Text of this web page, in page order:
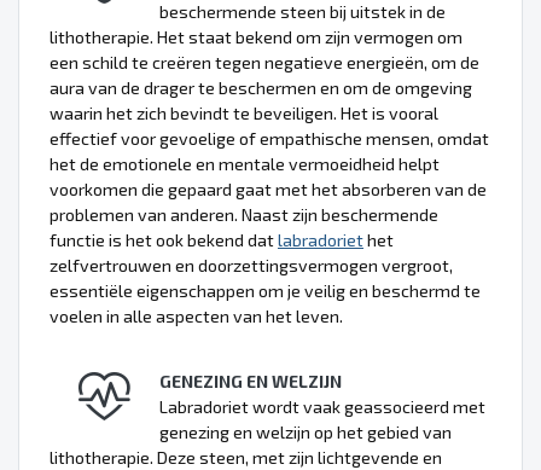
beschermende steen bij uitstek in de
lithotherapie. Het staat bekend om zijn vermogen om
een schild te creëren tegen negatieve energieën, om de
aura van de drager te beschermen en om de omgeving
waarin het zich bevindt te beveiligen. Het is vooral
effectief voor gevoelige of empathische mensen, omdat
het de emotionele en mentale vermoeidheid helpt
voorkomen die gepaard gaat met het absorberen van de
problemen van anderen. Naast zijn beschermende
functie is het ook bekend datlabradoriethet
zelfvertrouwen en doorzettingsvermogen vergroot,
essentiële eigenschappen om je veilig en beschermd te
voelen in alle aspecten van het leven.
GENEZING EN WELZIJN
Labradoriet wordt vaak geassocieerd met
genezing en welzijn op het gebied van
lithotherapie. Deze steen, met zijn lichtgevende en